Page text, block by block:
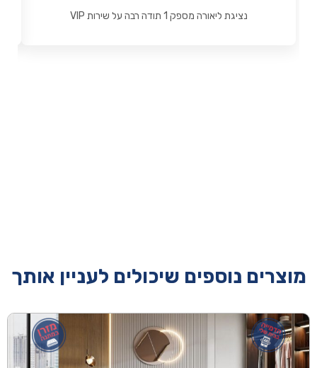
נציגת ליאורה מספק 1 תודה רבה על שירות VIP
מוצרים נוספים שיכולים לעניין אותך